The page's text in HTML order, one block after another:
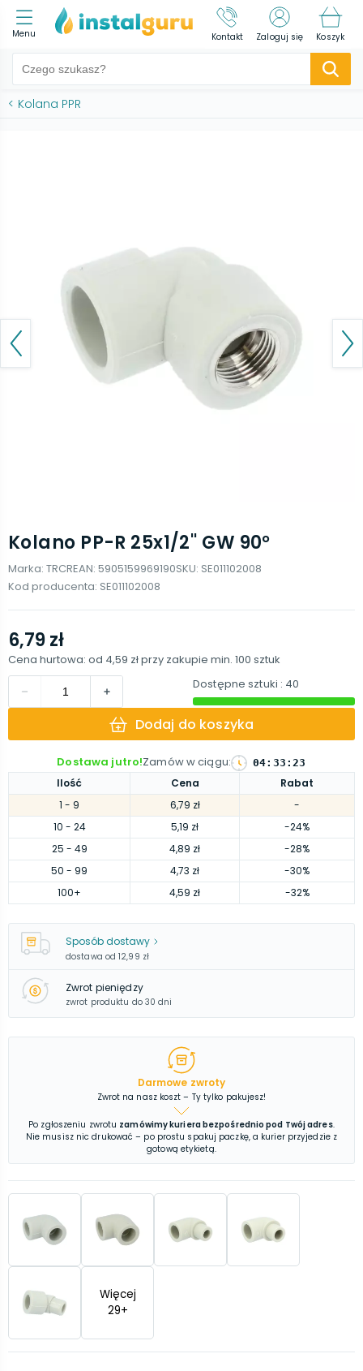
Menu Kontakt Zaloguj się Koszyk
< Kolana PPR
Kolano PP-R 25x1/2'' GW 90°
Marka: TRCREAN: 5905159969190SKU: SE011102008
Kod producenta: SE011102008
Ilość Cena
Rabat
1 - 9 6,79 zł
-
10 - 24 5,19 zł
-24%
25 - 49 4,89 zł
-28%
50 - 99 4,73 zł
-30%
100+ 4,59 zł -32%
6,79 zł
Cena hurtowa: od 4,59 złprzy zakupie min. 100 sztuk
Dostępne sztuki : 40
Dodaj do koszyka
Dostawa jutro!Zamów w ciągu: 04: 33 :23
Sposób dostawy
dostawa od 12,99 zł
Zwrot pieniędzy
zwrot produktu do 30 dni
Darmowe zwroty
Zwrot na nasz koszt – Ty tylko pakujesz!
Po zgłoszeniu zwrotu zamówimy kuriera bezpośrednio pod Twój adres.
Nie musisz nic drukować – po prostu spakuj paczkę, a kurier przyjedzie z
gotową etykietą.
Więcej
29+